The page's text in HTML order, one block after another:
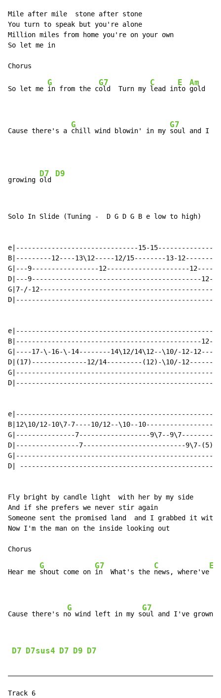
Mile after mile  stone after stone
You turn to speak but you're alone
Million miles from home you're on your own
So let me in
So let me
G
in from the c
G7
old  Turn my
C
lead in
E
to
Am
gold
Cause there's a
G
chill wind blowin' in my
G7
soul and I
growing
D7
old
D9
Solo In Slide (Tuning -  D G D G B e low to high)
e|-------------------------------15-
B|---------12----13\12-----12/15--------13-
G|---9-----------------12---------------------12----
D|---9-------------------------------------------12-
G|7-/-
B|-----------------------------------------------12-
G|----17-\-16-\-14--------14\12/14\12--\10/-12-
D|(17)--------------12/14---------(12)-\10/-
B|12\10/12-10\7-7----10/12--\10--
G|---------------7------------------9\7--
D|----------------7--------------------------9\7-
D|
Fly bright by candle light  with her by my side
And if she prefers we never stir again
Someone sent the promised land  and I grabbed it with
Now I'm the man on the inside looking out
Hear me
G
shout come on
G7
in  What's the
C
news, where've
Em
Cause there's n
G
o wind left in my s
G7
oul and I've grown o
D7 D7sus4 D7 D9 D7
Track 6